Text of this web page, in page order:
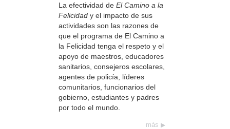
La efectividad de El Camino a la
Felicidad y el impacto de sus
actividades son las razones de
que el programa de El Camino a
la Felicidad tenga el respeto y el
apoyo de maestros, educadores
sanitarios, consejeros escolares,
agentes de policía, líderes
comunitarios, funcionarios del
gobierno, estudiantes y padres
por todo el mundo.
más